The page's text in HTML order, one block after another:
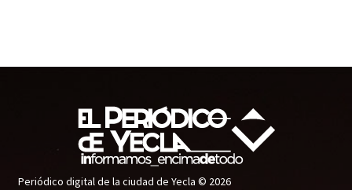
Periódico digital de la ciudad de Yecla © 2026